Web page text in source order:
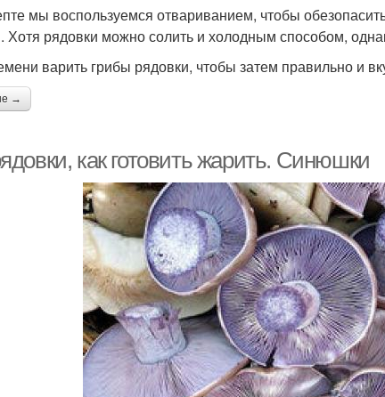
мы воспользуемся отвариванием, чтобы
Хотя рядовки можно солить и холодным способом,
варить грибы рядовки, чтобы затем правильно и
→
как готовить жарить. Синюшки